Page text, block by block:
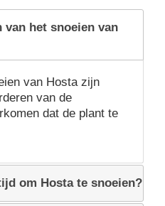
van het snoeien van
van Hosta zijn
van de
dat de plant te
om Hosta te snoeien?